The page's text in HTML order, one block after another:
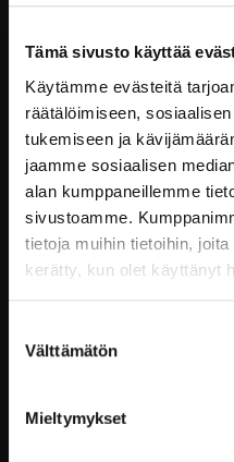
Tämä sivusto käyttää
Käytämme evästeitä
räätälöimiseen,
tukemiseen ja
jaamme sosiaalisen
alan kumppaneillemme
sivustoamme.
tietoja muihin tietoihin,
kerätty, kun olet käyttänyt
valinta
Välttämätön
Mieltymykset
Microsoft 365
eKampus
MyEdu
Ruokapaikka.fi
EduCafé
Ruokalistat